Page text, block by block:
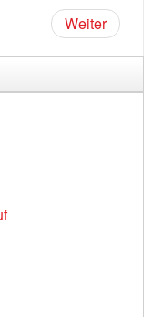
Weiter